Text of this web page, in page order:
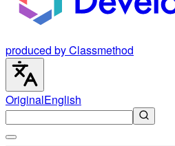
produced by Classmethod
OriginalEnglish